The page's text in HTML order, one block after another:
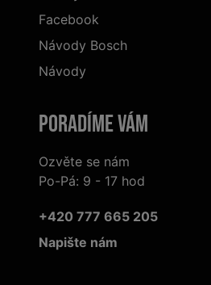
Facebook
Návody Bosch
Návody
Poradíme Vám
Ozvěte se nám
Po-Pá: 9 - 17 hod
+420 777 665 205
Napište nám